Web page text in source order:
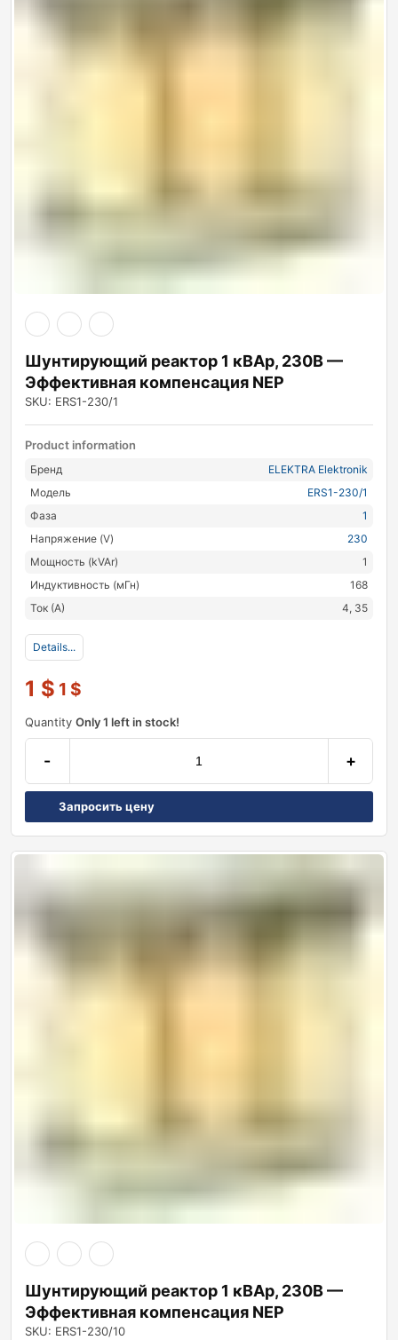
Шунтирующий реактор 1 кВАр, 230В —
Эффективная компенсация NEP
SKU: ERS1-230/1
Product information
Бренд
ELEKTRA Elektronik
Модель
ERS1-230/1
Фаза
1
Напряжение (V)
230
Мощность (kVAr)
1
Индуктивность (мГн)
168
Ток (А)
4, 35
Details...
1 $ 1 $
Quantity Only 1 left in stock!
- +
Запросить цену
Шунтирующий реактор 1 кВАр, 230В —
Эффективная компенсация NEP
SKU: ERS1-230/10